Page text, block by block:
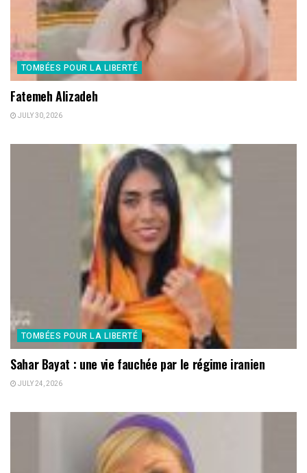
TOMBÉES POUR LA LIBERTÉ
Fatemeh Alizadeh
JULY 30, 2026
TOMBÉES POUR LA LIBERTÉ
Sahar Bayat : une vie fauchée par le régime iranien
JULY 24, 2026